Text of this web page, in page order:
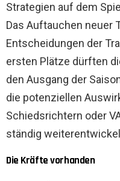
Strategien auf dem
Das Auftauchen neuer
Entscheidungen der
ersten Plätze dürften
den Ausgang der
die potenziellen
Schiedsrichtern oder
ständig
Die Kräfte vorhanden